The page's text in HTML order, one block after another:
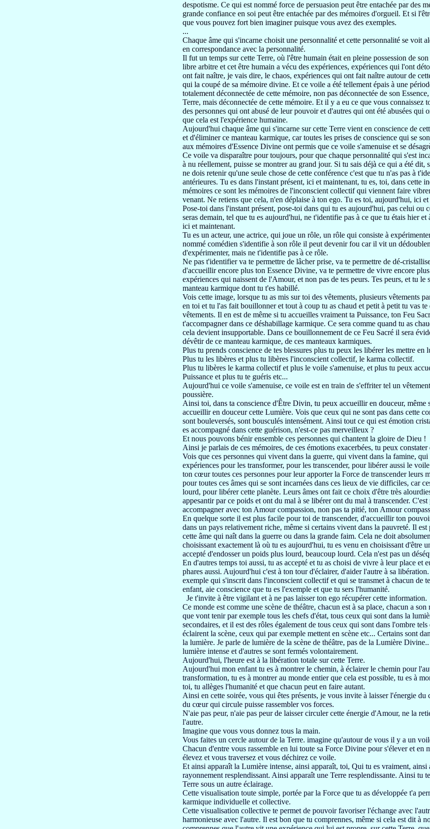
despotisme. Ce qui est nommé force de persuasion peut être entachée pardes
grande confiance en soi peut être entachée par des mémoires d'orgueil. Et si
que vous pouvez fort bien imaginer puisque vous avez des exemples.
...
Chaque âme qui s'incarne choisit une personnalité et cette personnalité se voit
en correspondance avec la personnalité.
Il fut un temps sur cette Terre, où l'être humain était en pleine possession de
libre arbitre et cet être humain a vécu des expériences, expériences qui l'ont
ont fait naître, je vais dire, le chaos, expériences qui ont fait naître autour de
qui la coupé de sa mémoire divine. Et ce voile a été tellement épais à une
totalement déconnectée de cette mémoire, non pas déconnectée de son
Terre, mais déconnectée de cette mémoire. Et il y a eu ce que vous connaissez
des personnes qui ont abusé de leur pouvoir et d'autres qui ont été abusées qui
que cela est l'expérience humaine.
Aujourd'hui chaque âme qui s'incarne sur cette Terre vient en conscience de
et d'éliminer ce manteau karmique, car toutes les prises de conscience qui se
aux mémoires d'Essence Divine ont permis que ce voile s'amenuise et se
Ce voile va disparaître pour toujours, pour que chaque personnalité qui s'est
à nu réellement, puisse se montrer au grand jour. Si tu sais déjà ce qui a été dit,
ne dois retenir qu'une seule chose de cette conférence c'est que tu n'as pas à
antérieures. Tu es dans l'instant présent, ici et maintenant, tu es, toi, dans cette
mémoires ce sont les mémoires de l'inconscient collectifqui viennent faire
venant. Ne retiens que cela, n'en déplaise à ton ego. Tu es toi, aujourd'hui, ici et
Pose-toi dans l'instant présent, pose-toi dans qui tu es aujourd'hui, pas celui ou
seras demain, tel que tu es aujourd'hui, ne t'identifie pas à ce que tu étais hier et
ici et maintenant.
Tu es un acteur, une actrice, qui joue un rôle, un rôle qui consiste à
nommé comédien s'identifie à son rôle il peut devenir fou car il vit un
d'expérimenter, mais ne t'identifie pas à ce rôle.
Ne pas t'identifier va te permettre de lâcher prise, va te permettre de dé-
d'accueillir encore plus ton Essence Divine, va te permettre de vivre encore
expériences qui naissent de l'Amour, et non pas de tes peurs. Tes peurs, et tu le
manteau karmique dont tu t'es habillé.
Vois cette image, lorsque tu as mis sur toi des vêtements, plusieurs vêtements
en toi et tu l'as fait bouillonner et tout à coup tu as chaud et petit à petit tu vas
vêtements. Il en est de même si tu accueilles vraiment ta Puissance, ton Feu
t'accompagner dans ce déshabillage karmique. Ce sera comme quand tu as
cela devient insupportable. Dans ce bouillonnement de ce Feu Sacré il sera
dévêtirde ce manteau karmique, de ces manteaux karmiques.
Plus tu prends conscience de tes blessures plus tu peux les libérer les mettre en
Plus tu les libères et plus tu libères l'inconscient collectif, le karma collectif.
Plus tu libères le karma collectif et plus le voile s'amenuise, et plus tu peux
Puissance et plus tu te guéris etc...
Aujourd'hui ce voile s'amenuise, ce voile est en train de s'effriter tel un
poussière.
Ainsi toi, dans ta conscience d'Être Divin, tu peux accueillir en douceur, même
accueillir en douceur cette Lumière. Vois que ceux qui ne sont pas dans cette
sont bouleversés, sont bousculés intensément. Ainsi tout ce qui est émotion
es accompagné dans cette guérison, n'est-ce pas merveilleux ?
Et nous pouvons bénir ensemble ces personnes qui chantent la gloire de Dieu !
Ainsi je parlais de ces mémoires, de ces émotions exacerbées, tu peux constater
Vois que ces personnes qui vivent dans la guerre, qui vivent dans la famine,
expériences pour les transformer, pour les transcender, pour libérer aussi le voile
ton cœurtoutes ces personnes pour leur apporter la Force de transcender leurs
pour toutes ces âmes qui se sont incarnées dans ces lieux de vie difficiles, car
lourd, pour libérercette planète. Leurs âmes ont fait ce choix d'être très
appesantir par ce poids et ont du mal à se libéreront du mal à transcender.
accompagner avec ton Amour compassion, non pas ta pitié, ton Amour
En quelque sorte il est plus facile pour toi de transcender, d'accueillir ton
dans un pays relativement riche, même si certains vivent dans la pauvreté. Il est
cette âme qui naît dans la guerre ou dans la grande faim. Cela ne doit
choisissant exactement là où tu es aujourd'hui, tu es venu en choisissant d'être
accepté d'endosserun poids plus lourd, beaucoup lourd. Cela n'est pas un
En d'autres temps toi aussi, tu as accepté et tu as choisi de vivre à leur place et
phares aussi. Aujourd'hui c'est à ton tour d'éclairer, d'aider l'autre à sa
exemple qui s'inscrit dans l'inconscient collectifet qui se transmet à chacun de
enfant, aie conscience que tu es l'exemple et que tu sers l'humanité.
Je t'invite à être vigilant et à ne pas laisser ton ego récupérer cette information.
Ce monde est comme une scène de théâtre, chacun est à sa place, chacun a son
que vont tenir par exemple tous les chefs d'état, tous ceux qui sont dans la
secondaires, et il est des rôles également de tous ceux qui sont dans l'ombre tels
éclairent la scène, ceux qui par exemple mettent en scène etc... Certains sont
la lumière. Je parle de lumière de la scène de théâtre, pas de la Lumière Divine..
lumière intense et d'autres se sont fermés volontairement.
Aujourd'hui, l'heure est à la libération totale sur cette Terre.
Aujourd'hui mon enfant tu es à montrer le chemin, à éclairerle chemin pour
transformation, tu es à montrer au monde entier que cela est possible, tu es à
toi, tu allèges l'humanité et que chacun peut en faire autant.
Ainsi en cette soirée, vous qui êtes présents, je vous invite à laisserl'énergie du
du cœur qui circule puisse rassembler vos forces.
N'aie pas peur, n'aie pas peur de laissercirculer cette énergie d'Amour, ne la
l'autre.
Imagine que vous vous donnez tous la main.
Vous faites un cercle autour de la Terre. imagine qu'autour de vous il y a un
Chacun d'entre vous rassemble en lui toute sa Force Divine pour s'élever et en
élevez et vous traversez et vous déchirez ce voile.
Et ainsi apparaît la Lumière intense, ainsi apparaît, toi, Qui tu es vraiment, ainsi
rayonnement resplendissant. Ainsi apparaît une Terre resplendissante. Ainsi tu
Terre sous un autre éclairage.
Cette visualisation toute simple, portée par la Force que tu as développée t'a
karmique individuelle et collective.
Cette visualisation collective te permet de pouvoirfavoriser l'échange avec
harmonieuse avec l'autre. Il est bon que tu comprennes, même si cela est dit à